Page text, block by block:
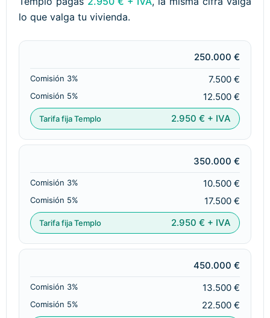
lo que valga tu vivienda.
250.000 €
7.500 €
12.500 €
2.950 € + IVA
350.000 €
10.500 €
17.500 €
2.950 € + IVA
450.000 €
13.500 €
22.500 €